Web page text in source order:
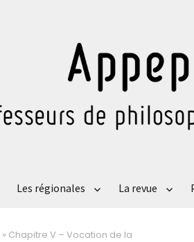
Les régionales La revue
» Chapitre V – Vocation de la